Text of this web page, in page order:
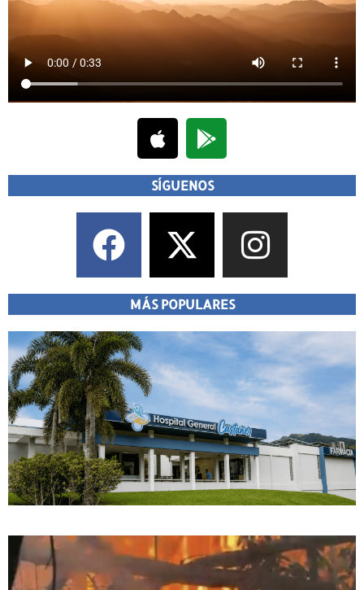
SÍGUENOS
MÁS POPULARES